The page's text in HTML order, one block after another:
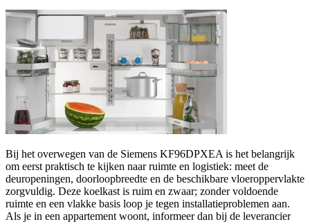
Bij het overwegen van de Siemens KF96DPXEA is het belangrijk
om eerst praktisch te kijken naar ruimte en logistiek: meet de
deuropeningen, doorloopbreedte en de beschikbare vloeroppervlakte
zorgvuldig. Deze koelkast is ruim en zwaar; zonder voldoende
ruimte en een vlakke basis loop je tegen installatieproblemen aan.
Als je in een appartement woont, informeer dan bij de leverancier